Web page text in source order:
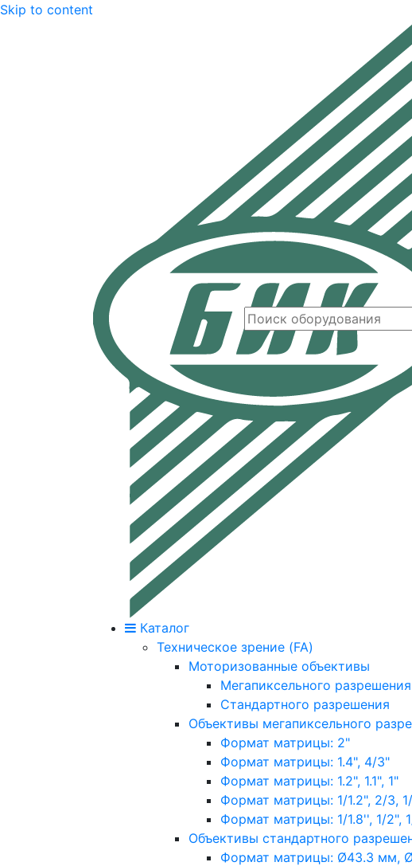
Skip to content
Каталог
Техническое зрение (FA)
Моторизованные объективы
Мегапиксельного разрешения
Стандартного разрешения
Объективы мегапиксельного
Формат матрицы: 2"
Формат матрицы: 1.4", 4/3"
Формат матрицы: 1.2", 1.1", 1"
Формат матрицы: 1/1.2", 2/3,
Формат матрицы: 1/1.8'', 1/2",
Объективы стандартного
Формат матрицы: Ø43.3 мм,